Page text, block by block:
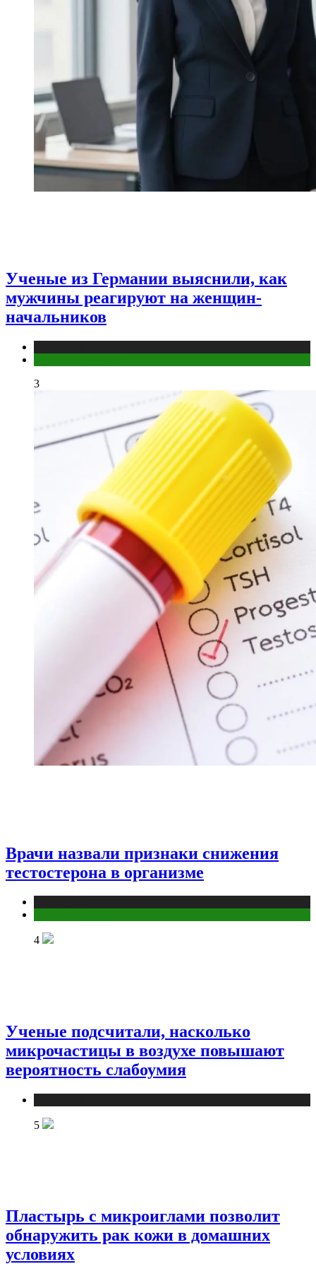
Ученые из Германии выяснили, как
мужчины реагируют на женщин-
начальников
3
Врачи назвали признаки снижения
тестостерона в организме
4
Ученые подсчитали, насколько
микрочастицы в воздухе повышают
вероятность слабоумия
5
Пластырь с микроиглами позволит
обнаружить рак кожи в домашних
условиях